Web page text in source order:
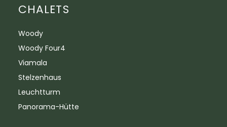
CHALETS
Woody
Woody Four4
Viamala
Stelzenhaus
Leuchtturm
Panorama-Hütte